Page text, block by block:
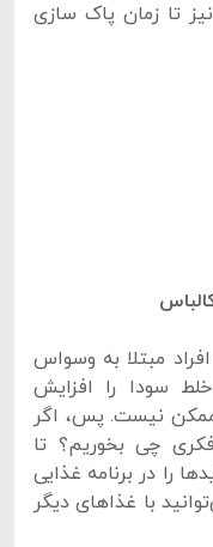
تا زمان پاک سازی
مبتلا به وسواس
سودا را افزایش
نیست. پس، اگر
چی بخوریم؟ تا
را در برنامه غذایی
با غذاهای دیگر